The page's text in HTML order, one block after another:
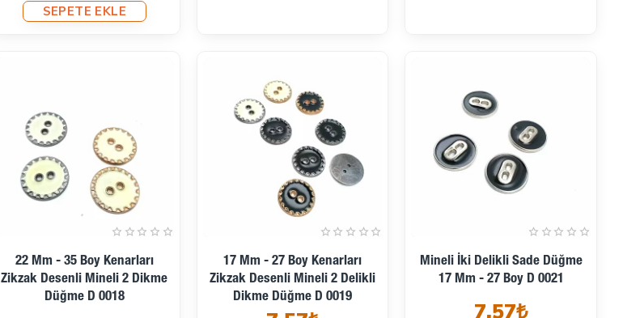
SEPETE EKLE
Ön Sipariş
22 Mm - 35 Boy Kenarları
Zikzak Desenli Mineli 2 Dikme
Düğme D 0018
Ön Sipariş
17 Mm - 27 Boy Kenarları
Zikzak Desenli Mineli 2 Delikli
Dikme Düğme D 0019
Ön Sipariş
Mineli İki Delikli Sade Düğme
17 Mm - 27 Boy D 0021
7,57₺